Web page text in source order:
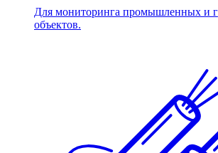
Для мониторинга промышленных и
объектов.